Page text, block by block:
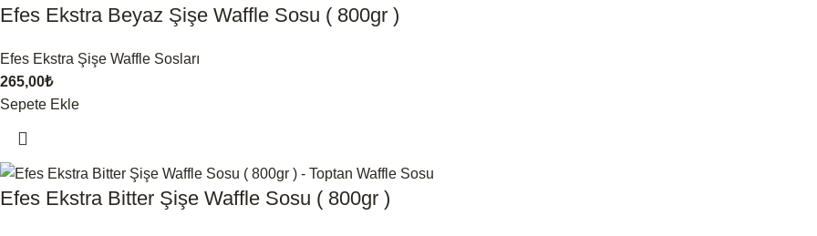
Efes Ekstra Beyaz Şişe Waffle Sosu ( 800gr )
Efes Ekstra Şişe Waffle Sosları
265,00₺
Sepete Ekle
Efes Ekstra Bitter Şişe Waffle Sosu ( 800gr )